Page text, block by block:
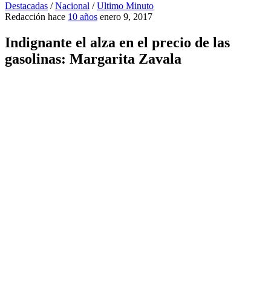
Destacadas /Nacional /Ultimo Minuto
Redacción hace 10 años enero 9, 2017
Indignante el alza en el precio de las
gasolinas: Margarita Zavala